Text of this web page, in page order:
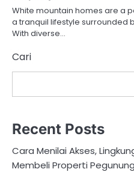
White mountain homes are a
a tranquil lifestyle surrounded
With diverse…
Cari
Recent Posts
Cara Menilai Akses,
Membeli Properti